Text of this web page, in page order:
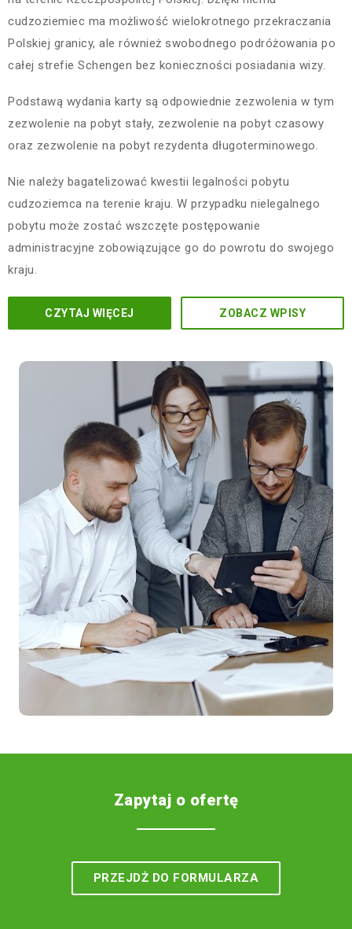
cudzoziemiec ma możliwość wielokrotnego przekraczania
Polskiej granicy, ale również swobodnego podróżowania po
całej strefie Schengen bez konieczności posiadania wizy.
Podstawą wydania karty są odpowiednie zezwolenia w tym
zezwolenie na pobyt stały, zezwolenie na pobyt czasowy
oraz zezwolenie na pobyt rezydenta długoterminowego.
Nie należy bagatelizować kwestii legalności pobytu
cudzoziemca na terenie kraju. W przypadku nielegalnego
pobytu może zostać wszczęte postępowanie
administracyjne zobowiązujące go do powrotu do swojego
kraju.
CZYTAJ WIĘCEJ ZOBACZ WPISY
Zapytaj o ofertę
PRZEJDŻ DO FORMULARZA